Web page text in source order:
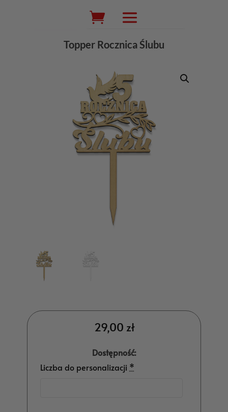
Wyszukiwarka
produktów
Topper Rocznica Ślubu
29,00 zł
Dostępność:
Liczba do personalizacji *